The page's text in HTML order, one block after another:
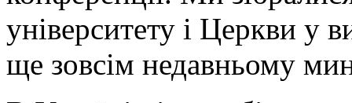
університету і Церкви у
ще зовсім недавньому